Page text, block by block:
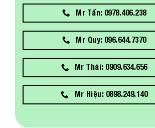
Mr Tấn: 0978.406.238
Mr Quy: 096.644.7370
Mr Thái: 0909.634.656
Mr Hiệu: 0898.249.140